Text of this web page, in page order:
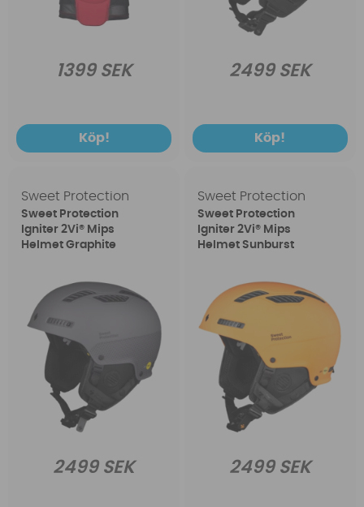
1399 SEK
Köp!
2499 SEK
Köp!
Sweet Protection
Sweet Protection
Igniter 2Vi® Mips
Helmet Graphite
2499 SEK
Sweet Protection
Sweet Protection
Igniter 2Vi® Mips
Helmet Sunburst
2499 SEK